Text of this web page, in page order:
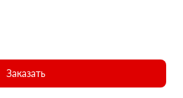
Заказать